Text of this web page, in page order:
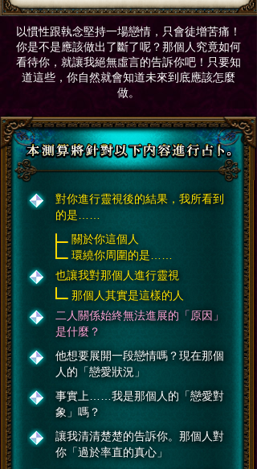
以慣性跟執念堅持一場戀情，只會徒增苦痛！
你是不是應該做出了斷了呢？ 那個人究竟如何
看待你，就讓我絕無虛言的告訴你吧！ 只要知
道這些，你自然就會知道未來到底應該怎麼
做。
對你進行靈視後的結果，我所看到
的是……
關於你這個人
環繞你周圍的是……
也讓我對那個人進行靈視
那個人其實是這樣的人
二人關係始終無法進展的「原因」
是什麼？
他想要展開一段戀情嗎？現在那個
人的「戀愛狀況」
事實上……我是那個人的「戀愛對
象」嗎？
讓我清清楚楚的告訴你。那個人對
你「過於率直的真心」